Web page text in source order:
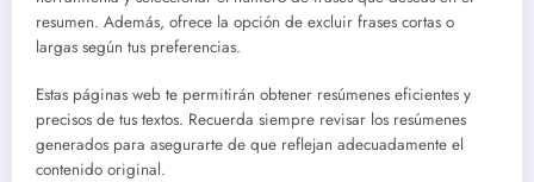
resumen. Además, ofrece la opción de excluir frases cortas o
largas según tus preferencias.
Estas páginas web te permitirán obtener resúmenes eficientes y
precisos de tus textos. Recuerda siempre revisar los resúmenes
generados para asegurarte de que reflejan adecuadamente el
contenido original.